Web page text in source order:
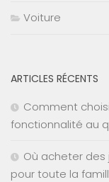
Voiture
ARTICLES RÉCENTS
Comment
fonctionnalité au
Où acheter
pour toute la